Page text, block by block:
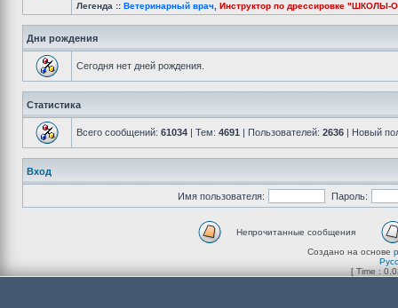
Легенда :: Ветеринарный врач Инструктор по дрессировке "ШКОЛЫ-
Дни рождения
Сегодня нет дней рождения.
Статистика
Всего сообщений: 61034 | Тем: 4691 | Пользователей: 2636 | Новый
Вход
Имя пользователя: Пароль:
Непрочитанные сообщения
Создано на основе
[ Time :